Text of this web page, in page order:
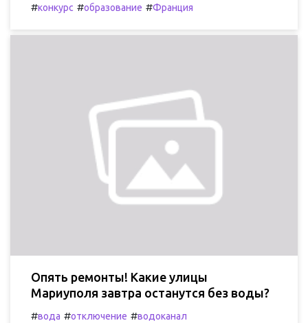
#конкурс #образование #Франция
Опять ремонты! Какие улицы
Мариуполя завтра останутся без воды?
#вода #отключение #водоканал